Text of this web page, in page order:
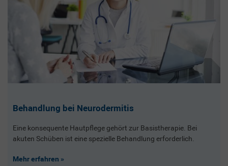
Behandlung bei Neurodermitis
Eine konsequente Hautpflege gehört zur Basistherapie. Bei
akuten Schüben ist eine spezielle Behandlung erforderlich.
Mehr erfahren